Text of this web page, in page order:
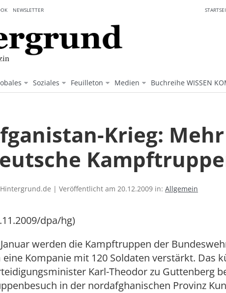
Soziales Feuilleton Medien Buchreihe WISSEN
NEWSLETTER
Krieg: Mehr
| Veröffentlicht am 20.12.2009 in: Allgemein
dpa/hg)
werden die Kampftruppen der
eine Kompanie mit 120 Soldaten verstärkt. Das
Karl-Theodor zu Guttenberg
in der nordafghanischen Provinz